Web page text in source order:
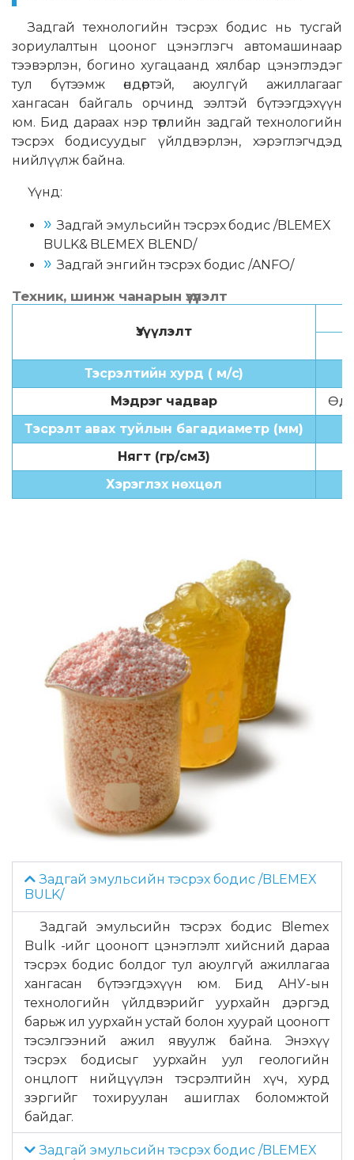
Задгай технологийн тэсрэх бодис нь тусгай
зориулалтын цооног цэнэглэгч автомашинаар
тээвэрлэн, богино хугацаанд хялбар цэнэглэдэг
тул бүтээмж өндөртэй, аюулгүй ажиллагааг
хангасан байгаль орчинд ээлтэй бүтээгдэхүүн
юм. Бид дараах нэр төрлийн задгай технологийн
тэсрэх бодисуудыг үйлдвэрлэн, хэрэглэгчдэд
нийлүүлж байна.
Үүнд:
Задгай эмульсийн тэсрэх бодис /BLEMEX
BULK& BLEMEX BLEND/
Задгай энгийн тэсрэх бодис /ANFO/
Техник, шинж чанарын үзүүлэлт
Үзүүлэлт
Тэсрэлтийн хурд ( м/с)
Мэдрэг чадвар
Тэсрэлт авах туйлын багадиаметр (мм)
Нягт (гр/см3)
Хэрэглэх нөхцөл
Задгай эмульсийн тэсрэх бодис /BLEMEX
BULK/
Задгай эмульсийн тэсрэх бодис Blemex
Bulk -ийг цооногт цэнэглэлт хийсний дараа
тэсрэх бодис болдог тул аюулгүй ажиллагаа
хангасан бүтээгдэхүүн юм. Бид АНУ-ын
технологийн үйлдвэрийг уурхайн дэргэд
барьж ил уурхайн устай болон хуурай цооногт
тэсэлгээний ажил явуулж байна. Энэхүү
тэсрэх бодисыг уурхайн уул геологийн
онцлогт нийцүүлэн тэсрэлтийн хүч, хурд
зэргийг тохируулан ашиглах боломжтой
байдаг.
Задгай эмульсийн тэсрэх бодис /BLEMEX